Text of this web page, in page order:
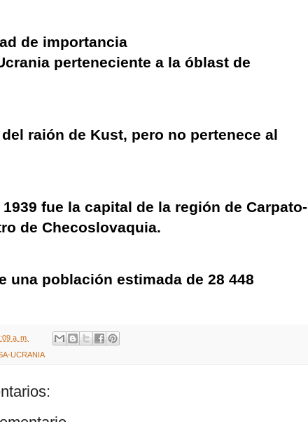
de importancia
perteneciente a la óblast de
raión de Kust, pero no pertenece al
1939 fue la capital de la región de Carpato-
de Checoslovaquia.
una población estimada de 28 448
a. m.
UCRANIA